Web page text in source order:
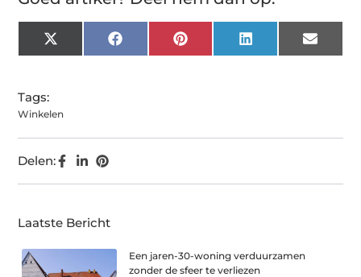
X
(Twitter)
Facebook Pinterest LinkedIn Email
Tags:
Winkelen
Delen:
Laatste Bericht
Een jaren-30-woning verduurzamen
zonder de sfeer te verliezen